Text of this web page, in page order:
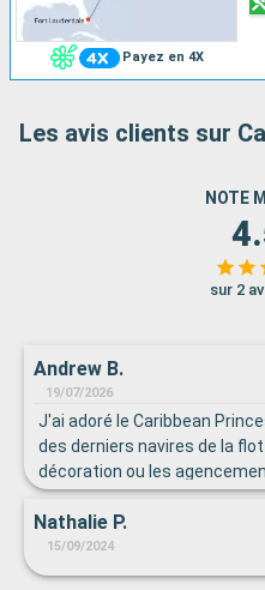
Payez en 4X
Les avis clients sur
NOTE
sur 2
Andrew B.
19/07/2026
J'ai adoré le Caribbean
des derniers navires de la
décoration ou les
Nathalie P.
15/09/2024